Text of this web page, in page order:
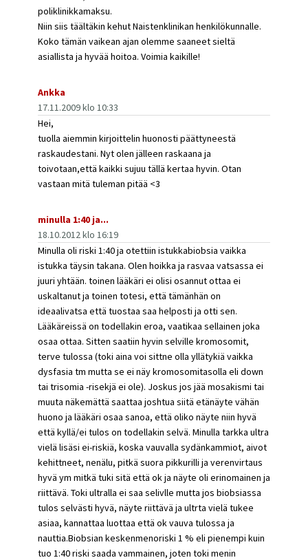
poliklinikkamaksu.
Niin siis täältäkin kehut Naistenklinikan henkilökunnalle.
Koko tämän vaikean ajan olemme saaneet sieltä
asiallista ja hyvää hoitoa. Voimia kaikille!
Ankka
17.11.2009 klo 10:33
Hei,
tuolla aiemmin kirjoittelin huonosti päättyneestä
raskaudestani. Nyt olen jälleen raskaana ja
toivotaan,että kaikki sujuu tällä kertaa hyvin. Otan
vastaan mitä tuleman pitää <3
minulla 1:40 ja...
18.10.2012 klo 16:19
Minulla oli riski 1:40 ja otettiin istukkabiobsia vaikka
istukka täysin takana. Olen hoikka ja rasvaa vatsassa ei
juuri yhtään. toinen lääkäri ei olisi osannut ottaa ei
uskaltanut ja toinen totesi, että tämänhän on
ideaalivatsa että tuostaa saa helposti ja otti sen.
Lääkäreissä on todellakin eroa, vaatikaa sellainen joka
osaa ottaa. Sitten saatiin hyvin selville kromosomit,
terve tulossa (toki aina voi sittne olla yllätykiä vaikka
dysfasia tm mutta se ei näy kromosomitasolla eli down
tai trisomia -risekjä ei ole). Joskus jos jää mosakismi tai
muuta näkemättä saattaa joshtua siitä etänäyte vähän
huono ja lääkäri osaa sanoa, että oliko näyte niin hyvä
että kyllä/ei tulos on todellakin selvä. Minulla tarkka ultra
vielä lisäsi ei-riskiä, koska vauvalla sydänkammiot, aivot
kehittneet, nenälu, pitkä suora pikkurilli ja verenvirtaus
hyvä ym mitkä tuki sitä että ok ja näyte oli erinomainen ja
riittävä. Toki ultralla ei saa selivlle mutta jos biobsiassa
tulos selvästi hyvä, näyte riittävä ja ultrta vielä tukee
asiaa, kannattaa luottaa että ok vauva tulossa ja
nauttia.Biobsian keskenmenoriski 1 % eli pienempi kuin
tuo 1:40 riski saada vammainen, joten toki menin